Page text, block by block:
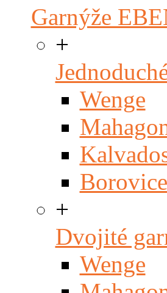
Garnýže
+
Wenge
Borovice
+
Dvojité
Wenge